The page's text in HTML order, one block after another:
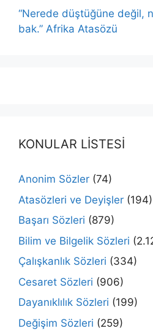
“Nerede düştüğüne değil,
bak.” Afrika Atasözü
KONULAR LİSTESİ
Anonim Sözler (74)
Atasözleri ve Deyişler (194)
Başarı Sözleri (879)
Bilim ve Bilgelik Sözleri
Çalışkanlık Sözleri (334)
Cesaret Sözleri (906)
Dayanıklılık Sözleri (199)
Değişim Sözleri (259)